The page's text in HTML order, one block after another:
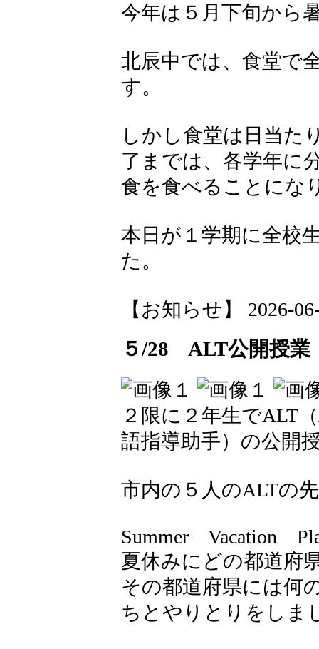
今年は５月下旬から
北辰中では、食堂で
す。
しかし食堂は日当た
了までは、各学年に
食を食べることにな
本日が１学期に全校
た。
【お知らせ】 2026-
５/28 ALT公開授業
２限に２年生でALT
語指導助手）の公開
市内の５人のALTの
Summer Vacation
夏休みにどの都道府
その都道府県には何
ちとやりとりをしま